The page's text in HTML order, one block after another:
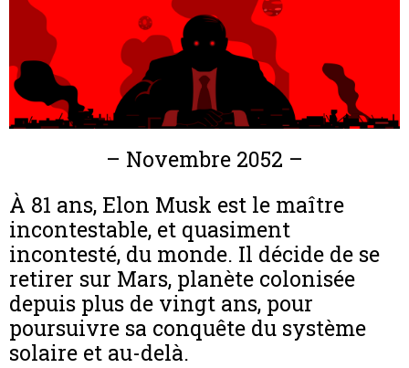
– Novembre 2052 –
À 81 ans, Elon Musk est le maître
incontestable, et quasiment
incontesté, du monde. Il décide de se
retirer sur Mars, planète colonisée
depuis plus de vingt ans, pour
poursuivre sa conquête du système
solaire et au-delà.